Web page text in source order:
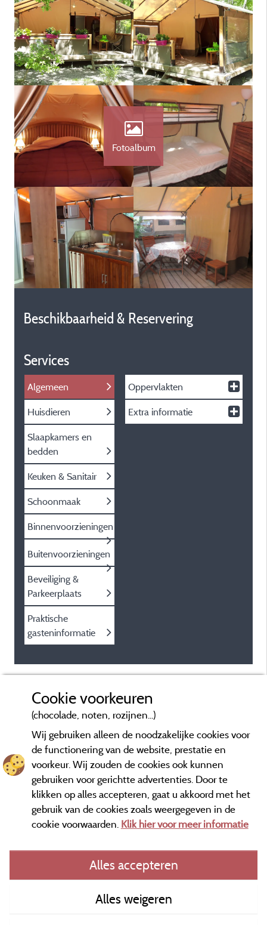
Fotoalbum
Beschikbaarheid & Reservering
Services
Algemeen
Huisdieren
Slaapkamers en
bedden
Keuken & Sanitair
Schoonmaak
Binnenvoorzieningen
Buitenvoorzieningen
Beveiliging &
Parkeerplaats
Praktische
gasteninformatie
Oppervlakten
Extra informatie
Informatie uitgever en contact
General terms of use
Contact gegevens
Cookie voorkeuren
(chocolade, noten, rozijnen...)
Wij gebruiken alleen de noodzakelijke cookies voor
de functionering van de website, prestatie en
voorkeur. Wij zouden de cookies ook kunnen
gebruiken voor gerichtte advertenties. Door te
klikken op alles accepteren, gaat u akkoord met het
gebruik van de cookies zoals weergegeven in de
cookie voorwaarden. Klik hier voor meer informatie
Alles accepteren
Alles weigeren